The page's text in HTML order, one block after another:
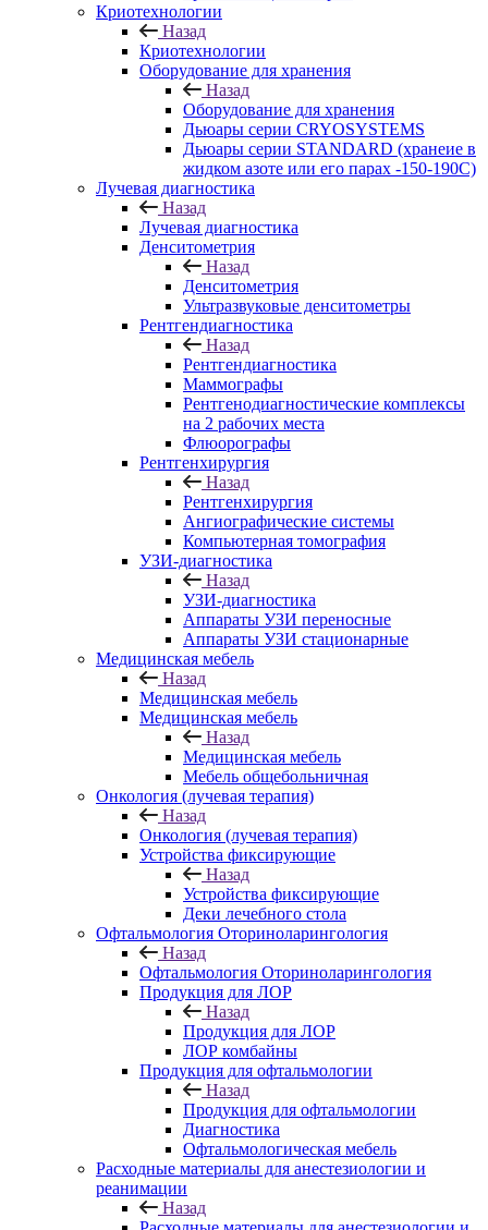
Криотехнологии
Назад
Криотехнологии
Оборудование для хранения
Назад
Оборудование для хранения
Дьюары серии CRYOSYSTEMS
Дьюары серии STANDARD (хранеие в
жидком азоте или его парах -150-190С)
Лучевая диагностика
Назад
Лучевая диагностика
Денситометрия
Назад
Денситометрия
Ультразвуковые денситометры
Рентгендиагностика
Назад
Рентгендиагностика
Маммографы
Рентгенодиагностические комплексы
на 2 рабочих места
Флюорографы
Рентгенхирургия
Назад
Рентгенхирургия
Ангиографические системы
Компьютерная томография
УЗИ-диагностика
Назад
УЗИ-диагностика
Аппараты УЗИ переносные
Аппараты УЗИ стационарные
Медицинская мебель
Назад
Медицинская мебель
Медицинская мебель
Назад
Медицинская мебель
Мебель общебольничная
Онкология (лучевая терапия)
Назад
Онкология (лучевая терапия)
Устройства фиксирующие
Назад
Устройства фиксирующие
Деки лечебного стола
Офтальмология Оториноларингология
Назад
Офтальмология Оториноларингология
Продукция для ЛОР
Назад
Продукция для ЛОР
ЛОР комбайны
Продукция для офтальмологии
Назад
Продукция для офтальмологии
Диагностика
Офтальмологическая мебель
Расходные материалы для анестезиологии и
реанимации
Назад